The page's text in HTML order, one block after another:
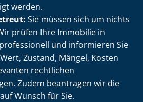
werden.
Sie müssen sich um nichts
prüfen Ihre Immobilie in
und informieren Sie
Zustand, Mängel, Kosten
rechtlichen
Zudem beantragen wir die
Wunsch für Sie.